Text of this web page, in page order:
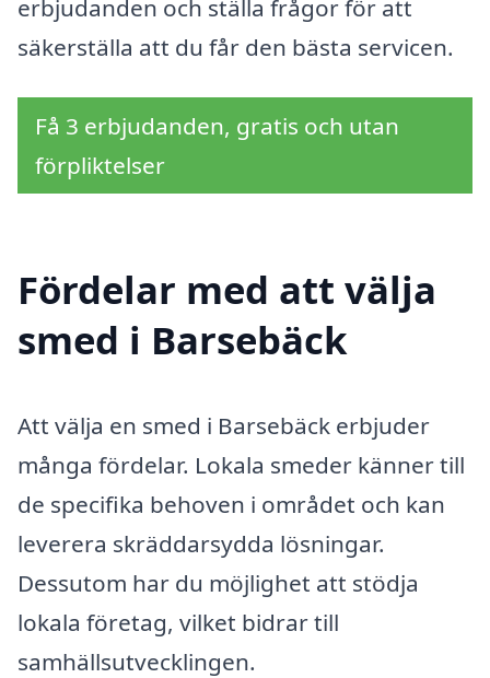
erbjudanden och ställa frågor för att
säkerställa att du får den bästa servicen.
Få 3 erbjudanden, gratis och utan
förpliktelser
Fördelar med att välja
smed i Barsebäck
Att välja en smed i Barsebäck erbjuder
många fördelar. Lokala smeder känner till
de specifika behoven i området och kan
leverera skräddarsydda lösningar.
Dessutom har du möjlighet att stödja
lokala företag, vilket bidrar till
samhällsutvecklingen.